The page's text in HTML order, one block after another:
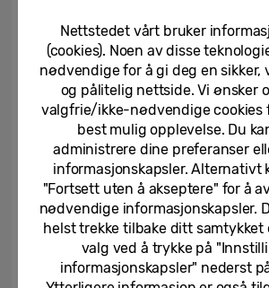
PhoneArena
“Well, it seems that One UI 7 is
be a smash-hit success.”
Nettstedet vårt bruker
(cookies). Noen av disse
nødvendige for å gi deg en sikker,
og pålitelig nettside. Vi ønsker
valgfrie/ikke-nødvendige cookies
best mulig opplevelse. Du
administrere dine preferanser
informasjonskapsler. Alternativt
"Fortsett uten å akseptere" for å
nødvendige informasjonskapsler.
helst trekke tilbake ditt samtykket
valg ved å trykke på
informasjonskapsler" nederst